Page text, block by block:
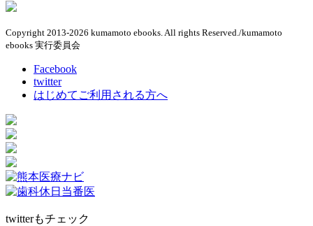
Copyright 2013-2026 kumamoto ebooks. All rights Reserved./kumamoto
ebooks 実行委員会
Facebook
twitter
はじめてご利用される方へ
twitterもチェック